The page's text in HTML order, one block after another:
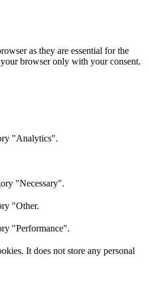
as they are essential for the
browser only with your consent.
"Analytics".
"Necessary".
"Other.
"Performance".
It does not store any personal